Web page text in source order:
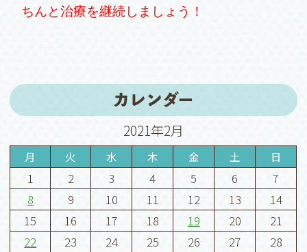
ちんと治療を継続しましょう！
カレンダー
2021年2月
月 火 水 木 金 土 日
1 2 3 4 5 6
7
8
9 10 11 12 13
14
15
16 17 18 19 20
21
22
23 24 25 26 27 28